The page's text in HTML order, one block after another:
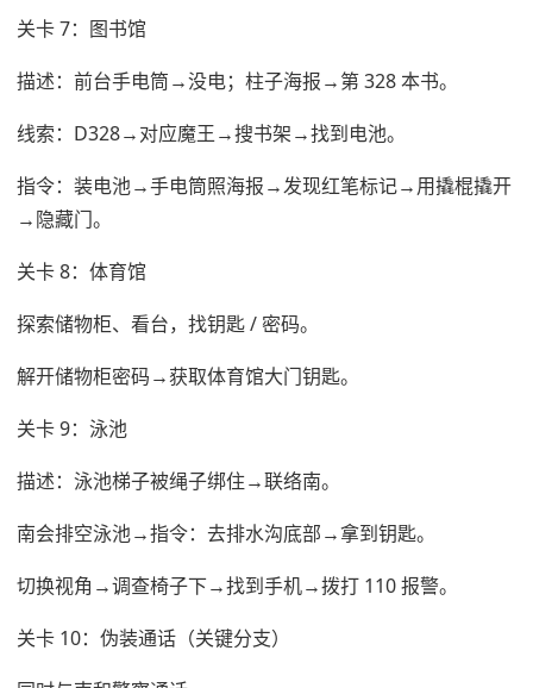
关卡 7：图书馆
描述：前台手电筒→没电；柱子海报→第 328 本书。
线索：D328→对应魔王→搜书架→找到电池。
指令：装电池→手电筒照海报→发现红笔标记→用撬棍撬开
→隐藏门。
关卡 8：体育馆
探索储物柜、看台，找钥匙 / 密码。
解开储物柜密码→获取体育馆大门钥匙。
关卡 9：泳池
描述：泳池梯子被绳子绑住→联络南。
南会排空泳池→指令：去排水沟底部→拿到钥匙。
切换视角→调查椅子下→找到手机→拨打 110 报警。
关卡 10：伪装通话（关键分支）